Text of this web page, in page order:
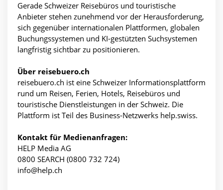
Gerade Schweizer Reisebüros und touristische
Anbieter stehen zunehmend vor der Herausforderung,
sich gegenüber internationalen Plattformen, globalen
Buchungssystemen und KI-gestützten Suchsystemen
langfristig sichtbar zu positionieren.
Über reisebuero.ch
reisebuero.ch ist eine Schweizer Informationsplattform
rund um Reisen, Ferien, Hotels, Reisebüros und
touristische Dienstleistungen in der Schweiz. Die
Plattform ist Teil des Business-Netzwerks help.swiss.
Kontakt für Medienanfragen:
HELP Media AG
0800 SEARCH (0800 732 724)
info@help.ch